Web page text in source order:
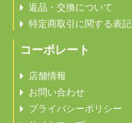
返品・交換について
特定商取引に関する表記
コーポレート
店舗情報
お問い合わせ
プライバシーポリシー